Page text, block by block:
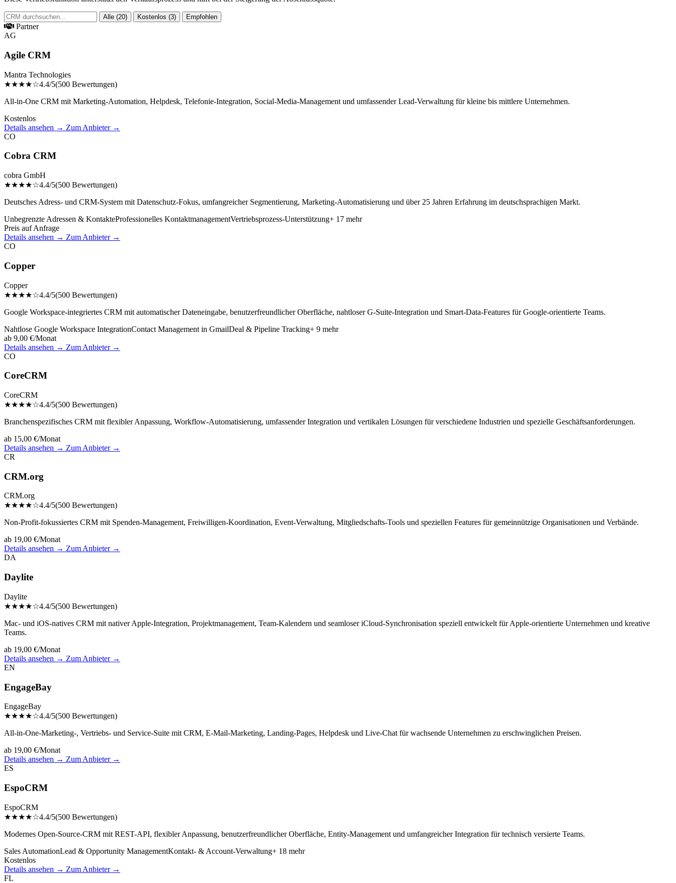
Alle (20) Kostenlos (3) Empfohlen
Partner
AG
Agile CRM
Mantra Technologies
★★★★☆4.4/5(500 Bewertungen)
All-in-One CRM mit Marketing-Automation, Helpdesk, Telefonie-Integration, Social-Media-Management und umfassender Lead-Verwaltung für kleine bis mittlere Unternehmen.
Kostenlos
Details ansehen → Zum Anbieter →
CO
Cobra CRM
cobra GmbH
★★★★☆4.4/5(500 Bewertungen)
Deutsches Adress- und CRM-System mit Datenschutz-Fokus, umfangreicher Segmentierung, Marketing-Automatisierung und über 25 Jahren Erfahrung im deutschsprachigen Markt.
Unbegrenzte Adressen & KontakteProfessionelles KontaktmanagementVertriebsprozess-Unterstützung+ 17 mehr
Preis auf Anfrage
Details ansehen → Zum Anbieter →
CO
Copper
Copper
★★★★☆4.4/5(500 Bewertungen)
Google Workspace-integriertes CRM mit automatischer Dateneingabe, benutzerfreundlicher Oberfläche, nahtloser G-Suite-Integration und Smart-Data-Features für Google-orientierte Teams.
Nahtlose Google Workspace IntegrationContact Management in GmailDeal & Pipeline Tracking+ 9 mehr
ab 9,00 €/Monat
Details ansehen → Zum Anbieter →
CO
CoreCRM
CoreCRM
★★★★☆4.4/5(500 Bewertungen)
Branchenspezifisches CRM mit flexibler Anpassung, Workflow-Automatisierung, umfassender Integration und vertikalen Lösungen für verschiedene Industrien und spezielle Geschäftsanforderungen.
ab 15,00 €/Monat
Details ansehen → Zum Anbieter →
CR
CRM.org
CRM.org
★★★★☆4.4/5(500 Bewertungen)
Non-Profit-fokussiertes CRM mit Spenden-Management, Freiwilligen-Koordination, Event-Verwaltung, Mitgliedschafts-Tools und speziellen Features für gemeinnützige Organisationen und Verbände.
ab 19,00 €/Monat
Details ansehen → Zum Anbieter →
DA
Daylite
Daylite
★★★★☆4.4/5(500 Bewertungen)
Mac- und iOS-natives CRM mit nativer Apple-Integration, Projektmanagement, Team-Kalendern und seamloser iCloud-Synchronisation speziell entwickelt für Apple-orientierte Unternehmen und kreative
Teams.
ab 19,00 €/Monat
Details ansehen → Zum Anbieter →
EN
EngageBay
EngageBay
★★★★☆4.4/5(500 Bewertungen)
All-in-One-Marketing-, Vertriebs- und Service-Suite mit CRM, E-Mail-Marketing, Landing-Pages, Helpdesk und Live-Chat für wachsende Unternehmen zu erschwinglichen Preisen.
ab 19,00 €/Monat
Details ansehen → Zum Anbieter →
ES
EspoCRM
EspoCRM
★★★★☆4.4/5(500 Bewertungen)
Modernes Open-Source-CRM mit REST-API, flexibler Anpassung, benutzerfreundlicher Oberfläche, Entity-Management und umfangreicher Integration für technisch versierte Teams.
Sales AutomationLead & Opportunity ManagementKontakt- & Account-Verwaltung+ 18 mehr
Kostenlos
Details ansehen → Zum Anbieter →
FL